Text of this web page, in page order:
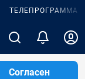
ТЕЛЕПРОГРАММА
Согласен